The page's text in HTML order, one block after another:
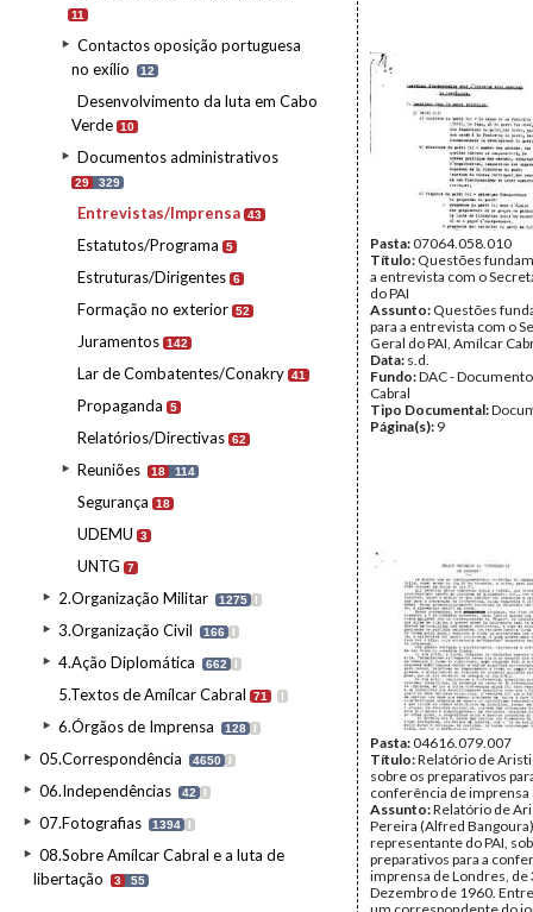
11
Contactos oposição portuguesa
no exílio
12
Desenvolvimento da luta em Cabo
Verde 10
Documentos administrativos
29 329
Entrevistas/Imprensa 43
Estatutos/Programa 5
Estruturas/Dirigentes 6
Formação no exterior 52
Juramentos 142
Lar de Combatentes/Conakry 41
Propaganda 5
Relatórios/Directivas 62
Reuniões 18 114
Segurança 18
UDEMU 3
UNTG 7
2.Organização Militar 1275 I
3.Organização Civil 166 I
4.Ação Diplomática 662 I
5.Textos de Amílcar Cabral 71 I
6.Órgãos de Imprensa 128 I
05.Correspondência 4650 I
06.Independências 42 I
07.Fotografias 1394 I
08.Sobre Amílcar Cabral e a luta de
libertação
3 55
Pasta:07064.058.010
Título: Questões
a entrevista com o
do PAI
Assunto: Questões
para a entrevista com o
Geral do PAI, Amílcar
Data: s.d.
Fundo:DAC -
Cabral
Tipo Documental:
Página(s): 9
Pasta:04616.079.007
Título:Relatório de
sobre os preparativos
conferência de imprensa
Assunto:Relatório de
Pereira (Alfred
representante do PAI,
preparativos para a
imprensa de Londres, de
Dezembro de 1960.